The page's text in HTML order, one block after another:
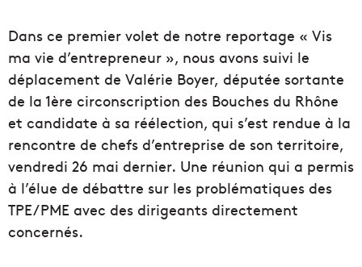
Dans ce premier volet de notre reportage « Vis
ma vie d’entrepreneur », nous avons suivi le
déplacement de Valérie Boyer, députée sortante
de la 1ère circonscription des Bouches du Rhône
et candidate à sa réélection, qui s’est rendue à la
rencontre de chefs d’entreprise de son territoire,
vendredi 26 mai dernier. Une réunion qui a permis
à l’élue de débattre sur les problématiques des
TPE/PME avec des dirigeants directement
concernés.